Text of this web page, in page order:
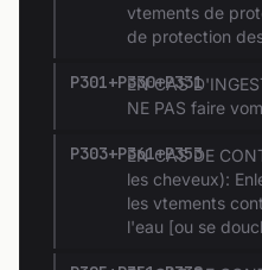
vtements de
de protection
P301+P330+P331
EN CAS
NE PAS faire
P303+P361+P353
EN CAS DE
les cheveux):
les vtements
l'eau [ou se